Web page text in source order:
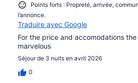
Points forts : Propreté, arrivée,
l’annonce.
Traduire avec Google
For the price and accomodations
marvelous
Séjour de 3 nuits en avril 2026
0